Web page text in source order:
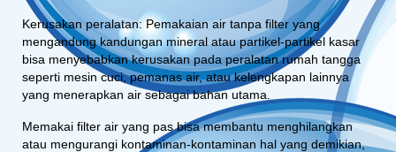
Kerusakan peralatan: Pemakaian air tanpa filter yang
mengandung kandungan mineral atau partikel-partikel kasar
bisa menyebabkan kerusakan pada peralatan rumah tangga
seperti mesin cuci, pemanas air, atau kelengkapan lainnya
yang menerapkan air sebagai bahan utama.
Memakai filter air yang pas bisa membantu menghilangkan
atau mengurangi kontaminan-kontaminan hal yang demikian,